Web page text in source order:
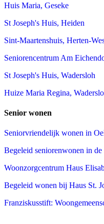
Huis Maria, Geseke
St Joseph's Huis, Heiden
Sint-Maartenshuis, Herten-
Seniorencentrum Am
St Joseph's Huis, Wadersloh
Huize Maria Regina,
Senior wonen
Seniorvriendelijk wonen in
Begeleid seniorenwonen in de
Woonzorgcentrum Haus
Begeleid wonen bij Haus St.
Franziskusstift: